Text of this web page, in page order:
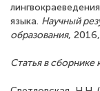
языка. Научный
образования,
Статья в